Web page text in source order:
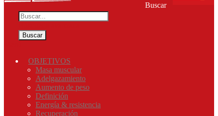
Buscar
Buscar
OBJETIVOS
Masa muscular
Adelgazamiento
Aumento de peso
Definición
Energía & resistencia
Recuperación